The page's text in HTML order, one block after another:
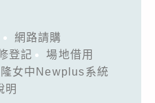
網路請購
登記
場地借用
女中Newplus系統
明